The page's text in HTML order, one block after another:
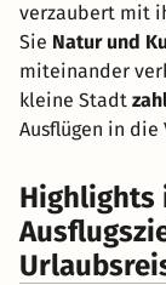
verzaubert mit
Sie Natur und
miteinander
kleine Stadt
Ausflügen in
Highlights